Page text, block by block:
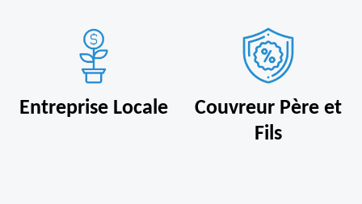
Entreprise Locale
Couvreur Père et
Fils